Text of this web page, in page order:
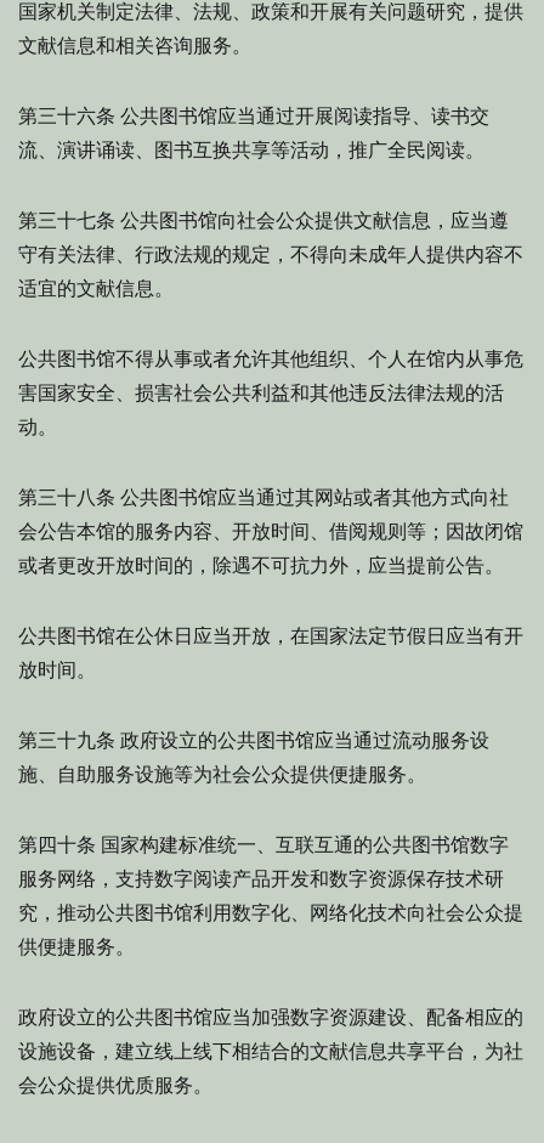
国家机关制定法律、法规、政策和开展有关问题研究，提供
文献信息和相关咨询服务。
第三十六条 公共图书馆应当通过开展阅读指导、读书交
流、演讲诵读、图书互换共享等活动，推广全民阅读。
第三十七条 公共图书馆向社会公众提供文献信息，应当遵
守有关法律、行政法规的规定，不得向未成年人提供内容不
适宜的文献信息。
公共图书馆不得从事或者允许其他组织、个人在馆内从事危
害国家安全、损害社会公共利益和其他违反法律法规的活
动。
第三十八条 公共图书馆应当通过其网站或者其他方式向社
会公告本馆的服务内容、开放时间、借阅规则等；因故闭馆
或者更改开放时间的，除遇不可抗力外，应当提前公告。
公共图书馆在公休日应当开放，在国家法定节假日应当有开
放时间。
第三十九条 政府设立的公共图书馆应当通过流动服务设
施、自助服务设施等为社会公众提供便捷服务。
第四十条 国家构建标准统一、互联互通的公共图书馆数字
服务网络，支持数字阅读产品开发和数字资源保存技术研
究，推动公共图书馆利用数字化、网络化技术向社会公众提
供便捷服务。
政府设立的公共图书馆应当加强数字资源建设、配备相应的
设施设备，建立线上线下相结合的文献信息共享平台，为社
会公众提供优质服务。